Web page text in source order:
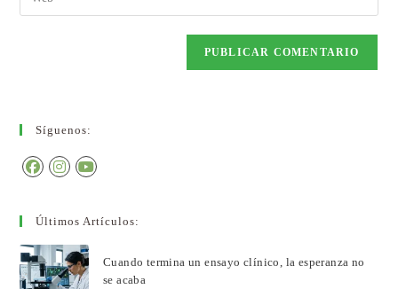
Síguenos:
Últimos Artículos:
Cuando termina un ensayo clínico, la esperanza no
se acaba